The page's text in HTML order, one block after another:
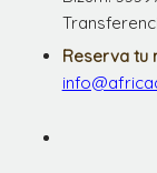
Reserva tu